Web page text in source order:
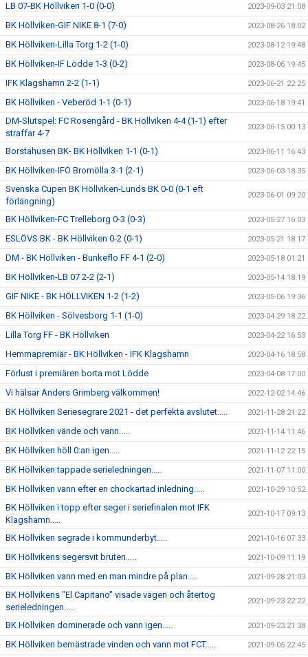
LB 07-BK Höllviken 1-0 (0-0) 2023-09-03 21:08
BK Höllviken-GIF NIKE 8-1 (7-0) 2023-08-26 18:02
BK Höllviken-Lilla Torg 1-2 (1-0) 2023-08-12 19:48
BK Höllviken-IF Lödde 1-3 (0-2) 2023-08-06 19:45
IFK Klagshamn 2-2 (1-1) 2023-06-21 22:25
BK Höllviken - Veberöd 1-1 (0-1) 2023-06-18 19:41
DM-Slutspel: FC Rosengård - BK Höllviken 4-4 (1-1) efter
straffar 4-7
2023-06-15 00:13
Borstahusen BK- BK Höllviken 1-1 (0-1) 2023-06-11 16:43
BK Höllviken-IFÖ Bromölla 3-1 (2-1) 2023-06-03 18:35
Svenska Cupen BK Höllviken-Lunds BK 0-0 (0-1 eft
förlängning)
2023-06-01 09:20
BK Höllviken-FC Trelleborg 0-3 (0-3) 2023-05-27 16:03
ESLÖVS BK - BK Höllviken 0-2 (0-1) 2023-05-21 18:17
DM - BK Höllviken - Bunkeflo FF 4-1 (2-0) 2023-05-18 01:21
BK Höllviken-LB 07 2-2 (2-1) 2023-05-14 18:19
GIF NIKE - BK HÖLLVIKEN 1-2 (1-2) 2023-05-06 19:36
BK Höllviken - Sölvesborg 1-1 (1-0) 2023-04-29 18:22
Lilla Torg FF - BK Höllviken 2023-04-22 16:53
Hemmapremiär - BK Höllviken - IFK Klagshamn 2023-04-16 18:58
Förlust i premiären borta mot Lödde 2023-04-08 17:00
Vi hälsar Anders Grimberg välkommen! 2022-12-02 14:46
BK Höllviken Seriesegrare 2021 - det perfekta avslutet..... 2021-11-28 21:22
BK Höllviken vände och vann..... 2021-11-14 11:46
BK Höllviken höll 0:an igen..... 2021-11-12 22:15
BK Höllviken tappade serieledningen..... 2021-11-07 11:00
BK Höllviken vann efter en chockartad inledning..... 2021-10-29 10:52
BK Höllviken i topp efter seger i seriefinalen mot IFK
Klagshamn.....
2021-10-17 09:13
BK Höllviken segrade i kommunderbyt..... 2021-10-16 07:33
BK Höllvikens segersvit bruten..... 2021-10-09 11:19
BK Höllviken vann med en man mindre på plan..... 2021-09-28 21:03
BK Höllvikens "El Capitano" visade vägen och återtog
serieledningen.....
2021-09-23 22:22
BK Höllviken dominerade och vann igen..... 2021-09-23 21:38
BK Höllviken bemästrade vinden och vann mot FCT..... 2021-09-05 22:45